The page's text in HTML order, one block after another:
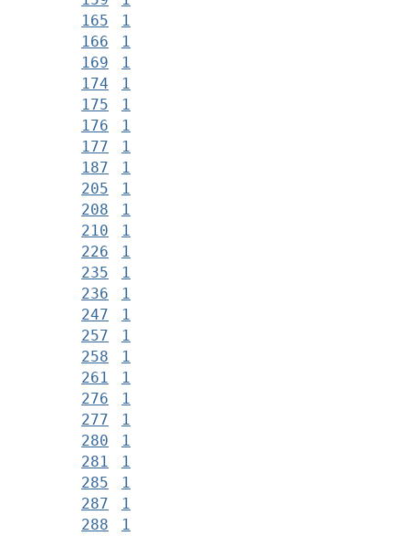
165
1
166
1
169
1
174
1
175
1
176
1
177
1
187
1
205
1
208
1
210
1
226
1
235
1
236
1
247
1
257
1
258
1
261
1
276
1
277
1
280
1
281
1
285
1
287
1
288
1